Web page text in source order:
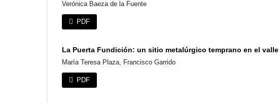
Verónica Baeza de la Fuente
PDF
La Puerta Fundición: un sitio metalúrgico temprano en el
María Teresa Plaza, Francisco Garrido
PDF